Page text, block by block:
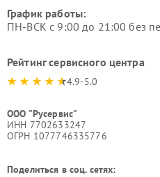
График работы:
ПН-ВСК с 9:00 до 21:00 без
Рейтинг сервисного центра
4.9-5.0
ООО "Русервис"
ИНН 7702633247
ОГРН 1077746335776
Поделиться в соц. сетях: